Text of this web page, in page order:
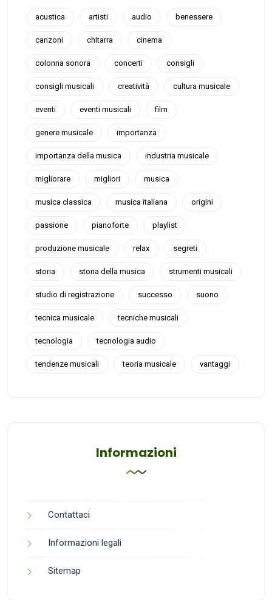
acustica artisti audio benessere
canzoni chitarra cinema
colonna sonora concerti consigli
consigli musicali creatività cultura musicale
eventi eventi musicali film
genere musicale importanza
importanza della musica industria musicale
migliorare migliori musica
musica classica musica italiana origini
passione pianoforte playlist
produzione musicale relax segreti
storia storia della musica strumenti musicali
studio di registrazione successo suono
tecnica musicale tecniche musicali
tecnologia tecnologia audio
tendenze musicali teoria musicale vantaggi
Informazioni
Contattaci
Informazioni legali
Sitemap